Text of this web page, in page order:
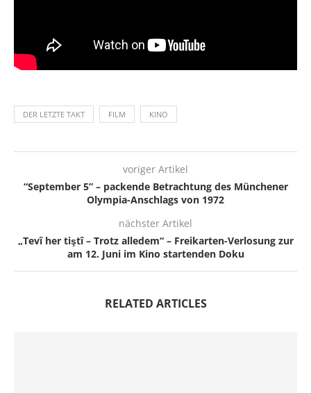
DER LETZTE TAKT FILM KINO
voriger Artikel
“September 5” – packende Betrachtung des Münchener
Olympia-Anschlags von 1972
nächster Artikel
„Tevî her tiştî – Trotz alledem“ – Freikarten-Verlosung zur
am 12. Juni im Kino startenden Doku
RELATED ARTICLES